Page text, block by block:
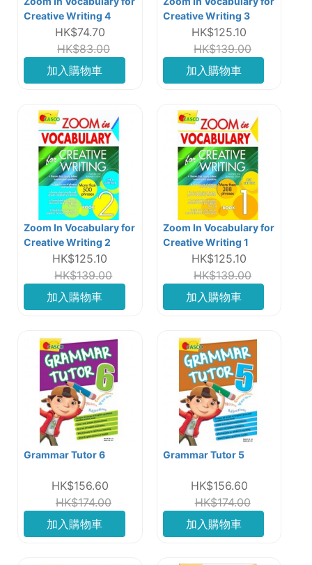
Creative Writing 4
HK$74.70
HK$83.00
加入購物車
Creative Writing 3
HK$125.10
HK$139.00
加入購物車
Zoom In Vocabulary for
Creative Writing 2
HK$125.10
HK$139.00
加入購物車
Zoom In Vocabulary for
Creative Writing 1
HK$125.10
HK$139.00
加入購物車
Grammar Tutor 6
HK$156.60
HK$174.00
加入購物車
Grammar Tutor 5
HK$156.60
HK$174.00
加入購物車